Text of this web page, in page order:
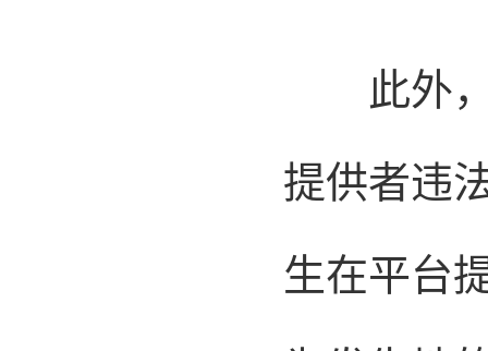
此外，
提供者违
生在平台